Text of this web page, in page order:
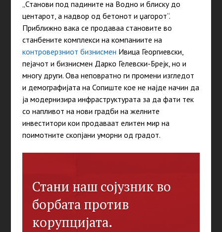
„Станови под падините на Водно и блиску до
центарот, а надвор од бетонот и џагорот“.
Приближно вака се продаваа становите во
станбените комплекси на компаниите на
контроверзниот бизнисмен Ивица Георгиевски,
пејачот и бизнисмен Дарко Гелевски-Брејк, но и
многу други. Ова неповратно ги промени изгледот
и демографијата на Сопиште кое не најде начин да
ја модернизира инфраструктурата за да фати тек
со напливот на нови градби на желните
инвеститори кои продаваат елитен мир на
поимотните скопјани уморни од градот.
Стани наш сојузник во
борбата против
корупцијата.